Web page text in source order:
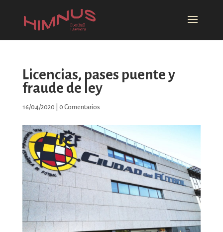
Licencias, pases puente y
fraude de ley
16/04/2020 0 Comentarios